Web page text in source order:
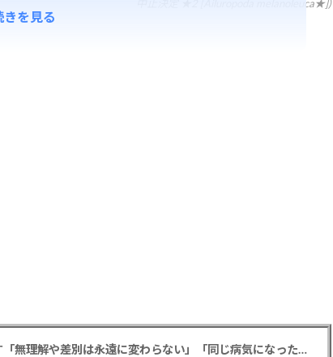
中止決定 ★2 [Ailuropoda melanoleuca★])
きを見る
元フジ渡邊渚アナ PTSD公表への思いを明かす「無理解や差別は永遠に変わらない」「同じ病気になったことのない人間にはわからない」